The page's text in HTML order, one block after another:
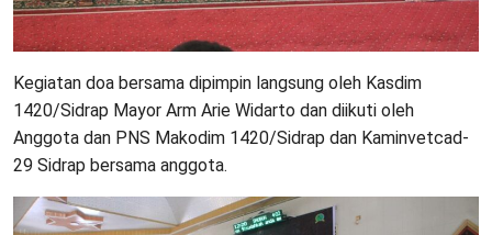
Kegiatan doa bersama dipimpin langsung oleh Kasdim
1420/Sidrap Mayor Arm Arie Widarto dan diikuti oleh
Anggota dan PNS Makodim 1420/Sidrap dan Kaminvetcad-
29 Sidrap bersama anggota.